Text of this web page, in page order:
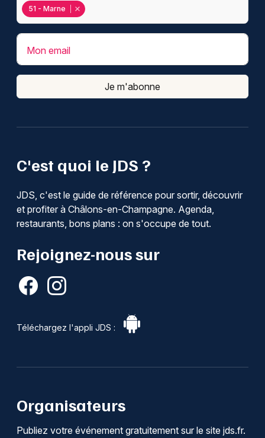
C'est quoi le JDS ?
JDS, c'est le guide de référence pour sortir, découvrir
et profiter à Châlons-en-Champagne. Agenda,
restaurants, bons plans : on s'occupe de tout.
Rejoignez-nous sur
Téléchargez l'appli JDS :
51 - Marne
Mon email
Je m'abonne
Organisateurs
Publiez votre événement gratuitement sur le site jds.fr.